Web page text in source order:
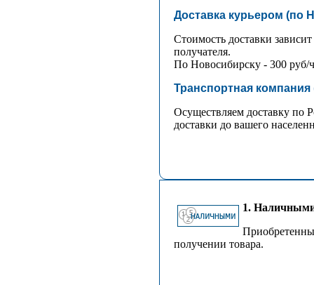
Доставка курьером (по
Стоимость доставки
получателя.
По Новосибирску - 300
Транспортная
Осуществляем доставку по
доставки до вашего
1.
получении товара.